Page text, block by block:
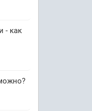
- как